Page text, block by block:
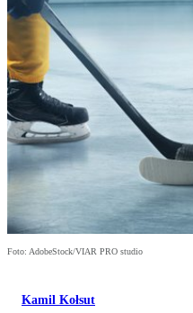
Foto: AdobeStock/VIAR PRO studio
Kamil Kołsut